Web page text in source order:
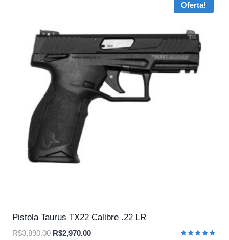
Oferta!
Pistola Taurus TX22 Calibre .22 LR
R$3,890.00 O
R$2,970.00O